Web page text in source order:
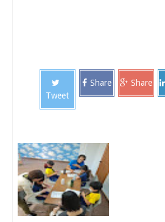
Tweet
Share Share